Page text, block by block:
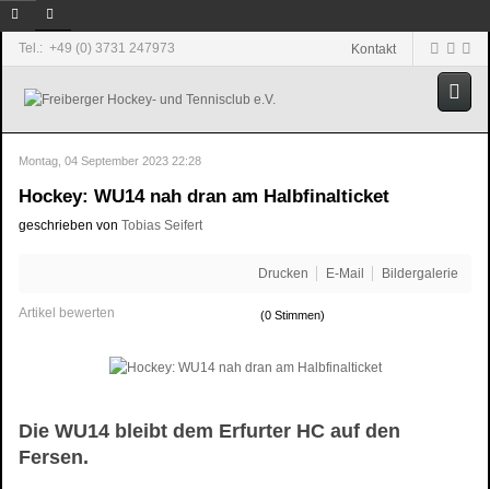
Tel.: +49 (0) 3731 247973 Kontakt
Montag, 04 September 2023 22:28
Hockey: WU14 nah dran am Halbfinalticket
geschrieben von Tobias Seifert
Drucken E-Mail Bildergalerie
Artikel bewerten (0 Stimmen)
Die WU14 bleibt dem Erfurter HC auf den
Fersen.